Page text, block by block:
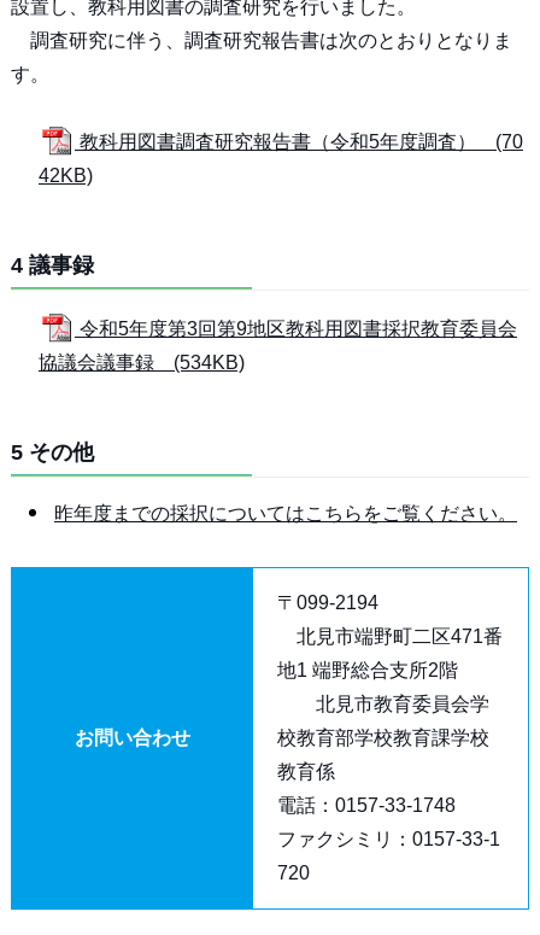
設置し、教科用図書の調査研究を行いました。
調査研究に伴う、調査研究報告書は次のとおりとなりま
す。
教科用図書調査研究報告書（令和5年度調査） (70
42KB)
4 議事録
令和5年度第3回第9地区教科用図書採択教育委員会
協議会議事録 (534KB)
5 その他
昨年度までの採択についてはこちらをご覧ください。
お問い合わせ
〒099-2194
北見市端野町二区471番
地1 端野総合支所2階
北見市教育委員会学
校教育部学校教育課学校
教育係
電話：0157-33-1748
ファクシミリ：0157-33-1
720